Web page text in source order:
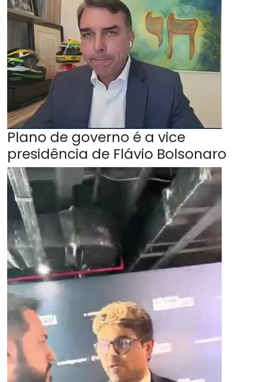
Plano de governo é a vice
presidência de Flávio Bolsonaro